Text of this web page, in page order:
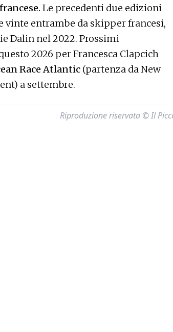
Le precedenti due edizioni
vinte entrambe da skipper francesi,
Dalin nel 2022. Prossimi
2026 per Francesca Clapcich
Race Atlantic (partenza da New
a settembre.
Riproduzione riservata © Il